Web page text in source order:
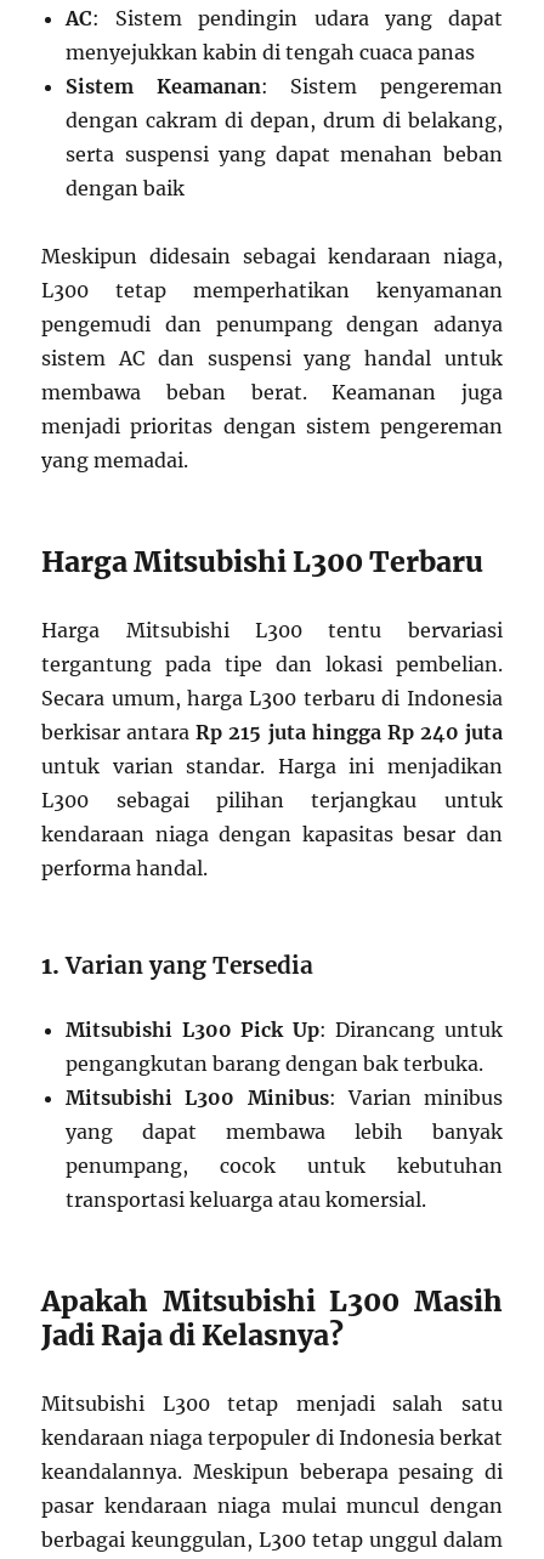
AC: Sistem pendingin udara yang dapat
menyejukkan kabin di tengah cuaca panas
Sistem Keamanan: Sistem pengereman
dengan cakram di depan, drum di belakang,
serta suspensi yang dapat menahan beban
dengan baik
Meskipun didesain sebagai kendaraan niaga,
L300 tetap memperhatikan kenyamanan
pengemudi dan penumpang dengan adanya
sistem AC dan suspensi yang handal untuk
membawa beban berat. Keamanan juga
menjadi prioritas dengan sistem pengereman
yang memadai.
Harga Mitsubishi L300 Terbaru
Harga Mitsubishi L300 tentu bervariasi
tergantung pada tipe dan lokasi pembelian.
Secara umum, harga L300 terbaru di Indonesia
berkisar antaraRp 215 juta hingga Rp 240 juta
untuk varian standar. Harga ini menjadikan
L300 sebagai pilihan terjangkau untuk
kendaraan niaga dengan kapasitas besar dan
performa handal.
1.Varian yang Tersedia
Mitsubishi L300 Pick Up: Dirancang untuk
pengangkutan barang dengan bak terbuka.
Mitsubishi L300 Minibus: Varian minibus
yang dapat membawa lebih banyak
penumpang, cocok untuk kebutuhan
transportasi keluarga atau komersial.
Apakah Mitsubishi L300 Masih
Jadi Raja di Kelasnya?
Mitsubishi L300 tetap menjadi salah satu
kendaraan niaga terpopuler di Indonesia berkat
keandalannya. Meskipun beberapa pesaing di
pasar kendaraan niaga mulai muncul dengan
berbagai keunggulan, L300 tetap unggul dalam